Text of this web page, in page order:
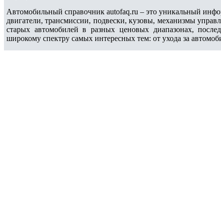
Автомобильный справочник autofaq.ru – это уникальный
двигатели, трансмиссии, подвески, кузовы, механизмы
старых автомобилей в разных ценовых диапазонах,
широкому спектру самых интересных тем: от ухода за